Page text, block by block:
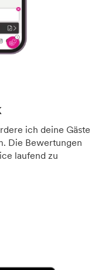
ich deine Gäste
Die Bewertungen
laufend zu